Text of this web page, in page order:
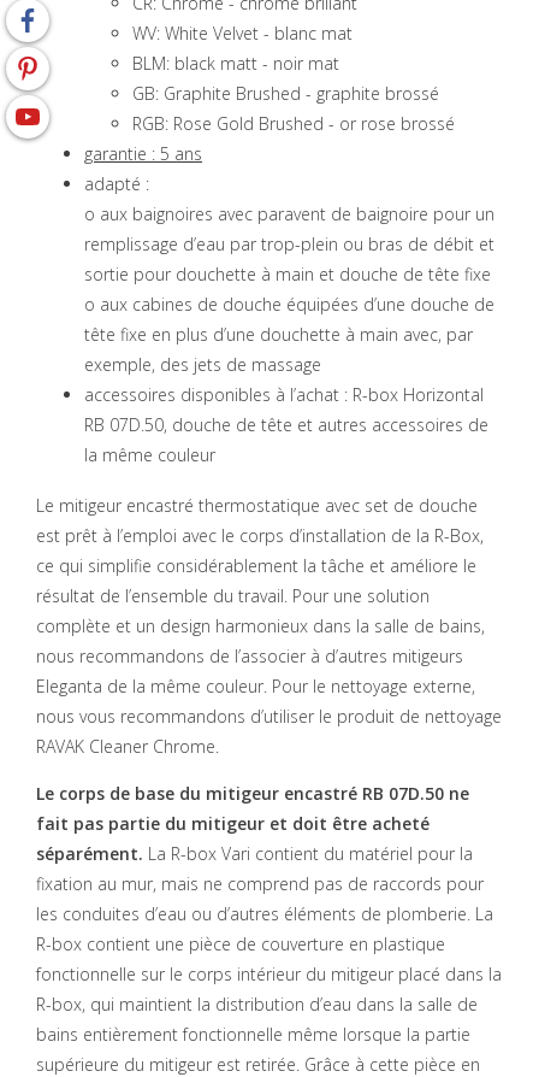
WV: White Velvet - blanc mat
BLM: black matt - noir mat
GB: Graphite Brushed - graphite brossé
RGB: Rose Gold Brushed - or rose brossé
garantie : 5 ans
adapté :
o aux baignoires avec paravent de baignoire pour un
remplissage d’eau par trop-plein ou bras de débit et
sortie pour douchette à main et douche de tête fixe
o aux cabines de douche équipées d’une douche de
tête fixe en plus d’une douchette à main avec, par
exemple, des jets de massage
accessoires disponibles à l’achat : R-box Horizontal
RB 07D.50, douche de tête et autres accessoires de
la même couleur
Le mitigeur encastré thermostatique avec set de douche
est prêt à l’emploi avec le corps d’installation de la R-Box,
ce qui simplifie considérablement la tâche et améliore le
résultat de l’ensemble du travail. Pour une solution
complète et un design harmonieux dans la salle de bains,
nous recommandons de l’associer à d’autres mitigeurs
Eleganta de la même couleur. Pour le nettoyage externe,
nous vous recommandons d’utiliser le produit de nettoyage
RAVAK Cleaner Chrome.
Le corps de base du mitigeur encastré RB 07D.50 ne
fait pas partie du mitigeur et doit être acheté
séparément. La R-box Vari contient du matériel pour la
fixation au mur, mais ne comprend pas de raccords pour
les conduites d’eau ou d’autres éléments de plomberie. La
R-box contient une pièce de couverture en plastique
fonctionnelle sur le corps intérieur du mitigeur placé dans la
R-box, qui maintient la distribution d’eau dans la salle de
bains entièrement fonctionnelle même lorsque la partie
supérieure du mitigeur est retirée. Grâce à cette pièce en